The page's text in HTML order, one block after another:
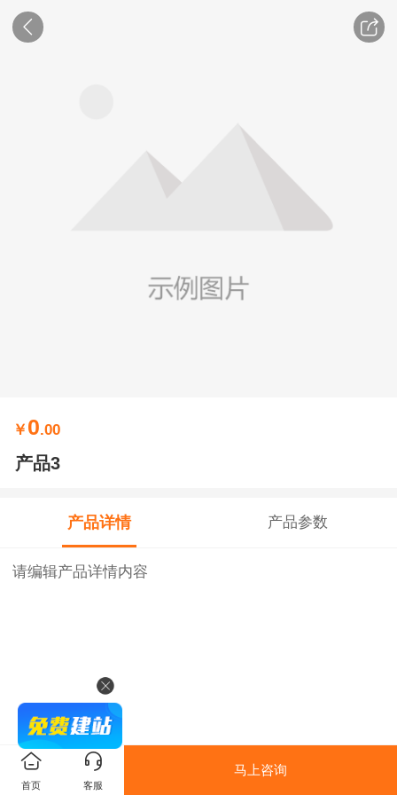
￥ 0.00
产品3
产品详情 产品参数
请编辑产品详情内容
首页 客服
马上咨询